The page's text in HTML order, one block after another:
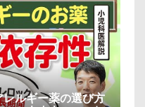
ルギー薬の選び方